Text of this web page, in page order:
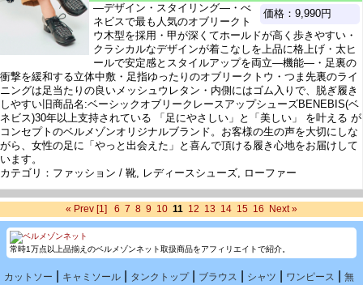
価格：9,990円
―デザイン・スタイリング―・べ
ネビスで最も人気のオブリークト
ウ木型を採用・甲が深くてホールドが高く歩きやすい・
クラシカルなデザインが着こなしを上品に格上げ・太ヒ
ールで安定感とスタイルアップを両立―機能―・足裏の
衝撃を緩和する立体中敷・足指ゆったりのオブリークトウ・つま先裏のライ
ニングは足当たりの良いメッシュウレタン・内側にはゴム入りで、脱ぎ履き
しやすい旧商品名:ベーシックオブリークレースアップシューズBENEBIS(ベ
ネビス)30年以上支持されている 「足にやさしい」と「美しい」 を叶える が
コンセプトのベルメゾンオリジナルブランド。お客様の生の声を大切にしな
がら、女性の足に「やっと出会えた」と喜んで頂ける履き心地をお届けして
います。
カテゴリ：ファッション / 靴, レディースシューズ, ローファー
« Prev [1] 6 7 8 9 10 11 12 13 14 15 16 Next »
常時1万点以上品揃えのベルメゾンネット取扱商品をアフィリエイトで紹介。
カットソー キャミソール タンクトップ| ブラウス シャツ ワンピース 無